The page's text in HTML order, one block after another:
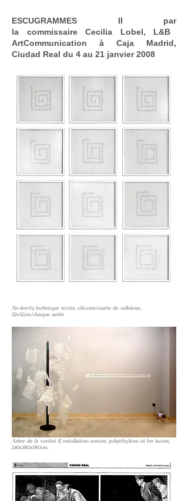
ESCUGRAMMES II
par
la
commissaire
Cecilia Lobel, L&B
ArtCommunication à Caja Madrid,
Ciudad Real du 4 au 21 janvier 2008
No-limits, technique mixte, silicone/ouate de cellulose,
52x52cm/chaque unité
Arbre de la veritat II, installation sonore, polyéthylène et fer lacéré,
240x180x180cm.